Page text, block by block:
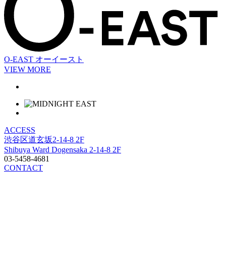
O-EAST オーイースト
VIEW MORE
ACCESS
渋谷区道玄坂2-14-8 2F
Shibuya Ward Dogensaka 2-14-8 2F
03-5458-4681
CONTACT